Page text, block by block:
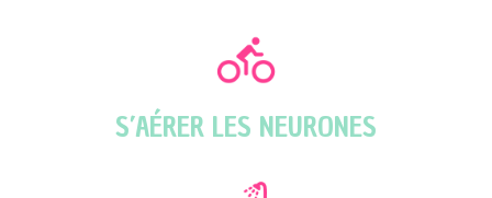
S’AÉRER LES NEURONES